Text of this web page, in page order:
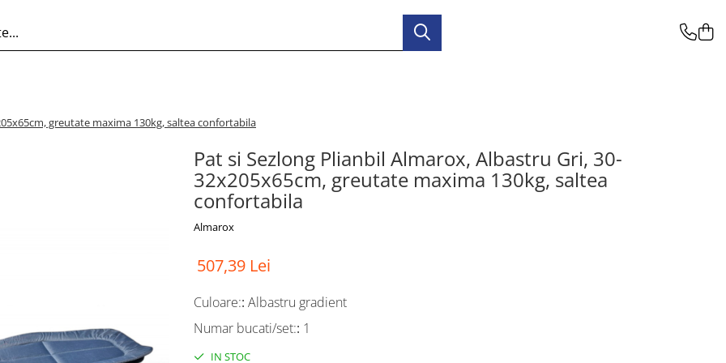
greutate maxima 130kg, saltea confortabila
Pat si Sezlong Plianbil Almarox, Albastru Gri, 30-
32x205x65cm, greutate maxima 130kg, saltea
confortabila
Almarox
507,39 Lei
Culoare:: Albastru gradient
Numar bucati/set:: 1
IN STOC